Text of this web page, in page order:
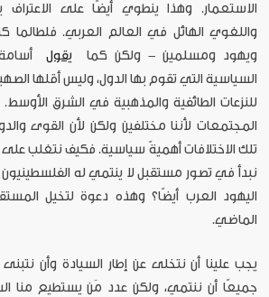
الاستعمار. وهذا ينطوي أيضًا على الاعتراف
واللغوي الهائل في العالم العربي. فلطالما
ويهود ومسلمين - ولكن كما يقولأسامة
السياسية التي تقوم بها الدول، وليس أقلها
للنزعات الطائفية والمذهبية في الشرق
المجتمعات لأننا مختلفين ولكن لأن القوى
تلك الاختلافات أهميةً سياسية. فكيف نتغلب
نبدأ في تصور مستقبل لا ينتمي له
اليهود العرب أيضًا؟ وهذه دعوة لتخيل
الماضي.
يجب علينا أن نتخلى عن إطار السيادة وأن نتبنى
جميعًا أن ننتمي، ولكن عدد مَن يستطيع منا